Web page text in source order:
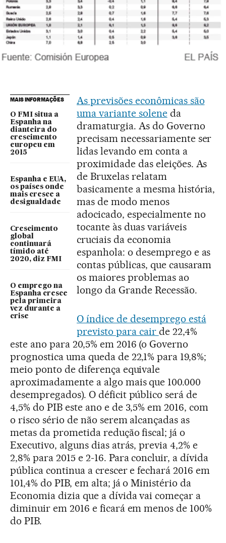
MAIS INFORMAÇÕES
O FMI situa a
Espanha na
dianteira do
crescimento
europeu em
2015
Espanha e EUA,
os países onde
mais cresce a
desigualdade
Crescimento
global
continuará
tímido até
2020, diz FMI
O emprego na
Espanha cresce
pela primeira
vez durante a
crise
As previsões econômicas são
uma variante soleneda
dramaturgia. As do Governo
precisam necessariamente ser
lidas levando em conta a
proximidade das eleições. As
de Bruxelas relatam
basicamente a mesma história,
mas de modo menos
adocicado, especialmente no
tocante às duas variáveis
cruciais da economia
espanhola: o desemprego e as
contas públicas, que causaram
os maiores problemas ao
longo da Grande Recessão.
O índice de desemprego está
previsto para cair de 22,4%
este ano para 20,5% em 2016 (o Governo
prognostica uma queda de 22,1% para 19,8%;
meio ponto de diferença equivale
aproximadamente a algo mais que 100.000
desempregados). O déficit público será de
4,5% do PIB este ano e de 3,5% em 2016, com
o risco sério de não serem alcançadas as
metas da prometida redução fiscal; já o
Executivo, alguns dias atrás, previa 4,2% e
2,8% para 2015 e 2-16. Para concluir, a dívida
pública continua a crescer e fechará 2016 em
101,4% do PIB, em alta; já o Ministério da
Economia dizia que a dívida vai começar a
diminuir em 2016 e ficará em menos de 100%
do PIB.